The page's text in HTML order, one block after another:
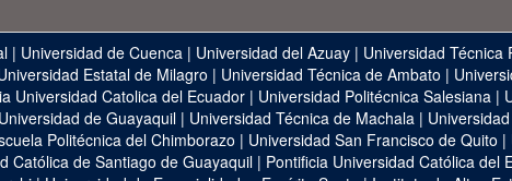
| Universidad de Cuenca | Universidad del Azuay | Universidad Técnica
Estatal de Milagro | Universidad Técnica de Ambato |
Universidad Catolica del Ecuador| Universidad Politécnica Salesiana|
Universidad de Guayaquil | Universidad Técnica de Machala |
Politécnica del Chimborazo | Universidad San Francisco de Quito |
Católica de Santiago de Guayaquil | Pontificia Universidad Católica del